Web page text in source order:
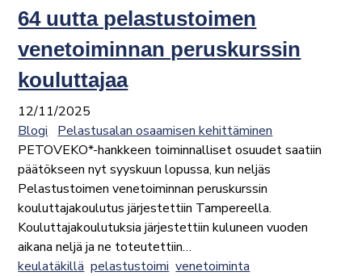
64 uutta pelastustoimen
venetoiminnan peruskurssin
kouluttajaa
12/11/2025
Blogi
Pelastusalan osaamisen kehittäminen
PETOVEKO*-hankkeen toiminnalliset osuudet saatiin
päätökseen nyt syyskuun lopussa, kun neljäs
Pelastustoimen venetoiminnan peruskurssin
kouluttajakoulutus järjestettiin Tampereella.
Kouluttajakoulutuksia järjestettiin kuluneen vuoden
aikana neljä ja ne toteutettiin…
keulatäkillä pelastustoimi venetoiminta